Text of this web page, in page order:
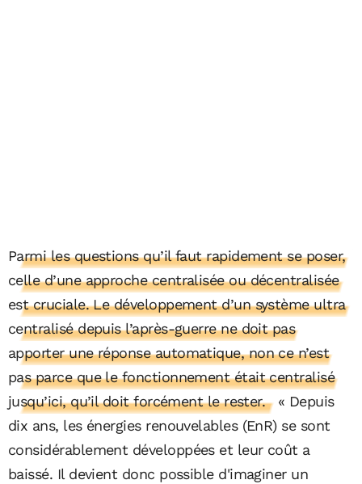
Parmi les questions qu’il faut rapidement se poser,
celle d’une approche centralisée ou décentralisée
est cruciale. Le développement d’un système ultra
centralisé depuis l’après-guerre ne doit pas
apporter une réponse automatique, non ce n’est
pas parce que le fonctionnement était centralisé
jusqu’ici, qu’il doit forcément le rester. « Depuis
dix ans, les énergies renouvelables (EnR) se sont
considérablement développées et leur coût a
baissé. Il devient donc possible d'imaginer un